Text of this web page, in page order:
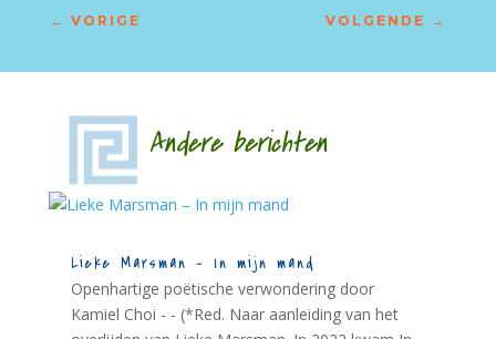
← VORIGE VOLGENDE →
Andere berichten
Lieke Marsman – In mijn mand
Openhartige poëtische verwondering door
Kamiel Choi - - (*Red. Naar aanleiding van het